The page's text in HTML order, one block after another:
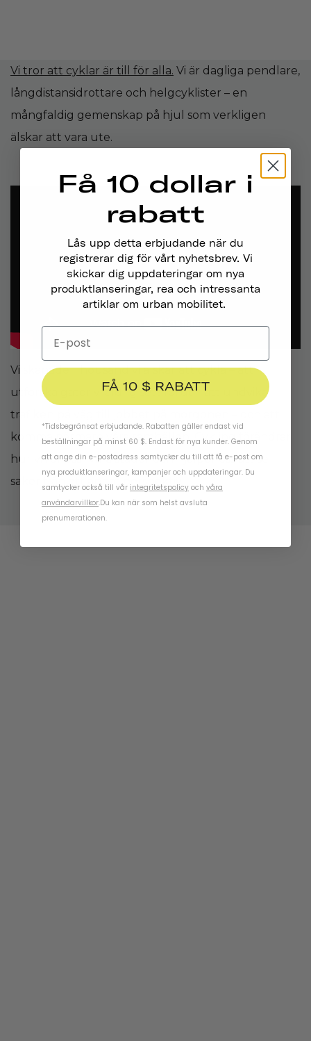
Vi tror att cyklar är till för alla. Vi är dagliga pendlare,
långdistansidrottare och helgcyklister – en
mångfaldig gemenskap på hjul som verkligen
älskar att vara ute.
Vi skapade Thousand vi älskar att cykla – att
utforska gator vi aldrig sett förut – att undvika
trafiken på väg till jobbet på morgonen – och att
komma närmare våra samhällen. Cykling förändrar
hur vi rör oss i våra städer och hjälper oss att se
saker från ett annat perspektiv.
Få 10 dollar i
rabatt
Lås upp detta erbjudande när du
registrerar dig för vårt nyhetsbrev. Vi
skickar dig uppdateringar om nya
produktlanseringar, rea och intressanta
artiklar om urban mobilitet.
FÅ 10 $ RABATT
*Tidsbegränsat erbjudande. Rabatten gäller endast vid
beställningar på minst 60 $. Endast för nya kunder. Genom
att ange din e-postadress samtycker du till att få e-post om
nya produktlanseringar, kampanjer och uppdateringar. Du
samtycker också till vår integritetspolicy och våra
användarvillkor.Du kan när som helst avsluta
prenumerationen.